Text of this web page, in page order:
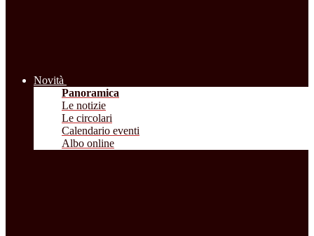
Novità
Panoramica
Le notizie
Le circolari
Calendario eventi
Albo online